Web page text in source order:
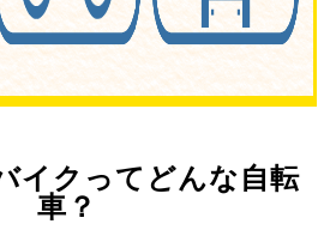
イクってどんな自転
車？